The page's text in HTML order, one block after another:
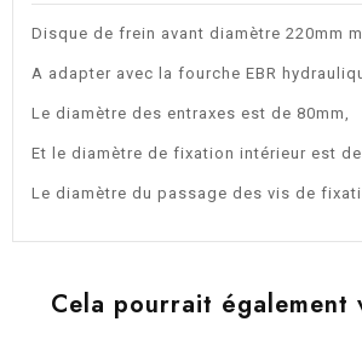
Disque de frein avant diamètre 220mm
A adapter avec la fourche EBR
Le diamètre des entraxes est de 80mm,
Et le diamètre de fixation intérieur est de
Le diamètre du passage des vis de
Cela pourrait également